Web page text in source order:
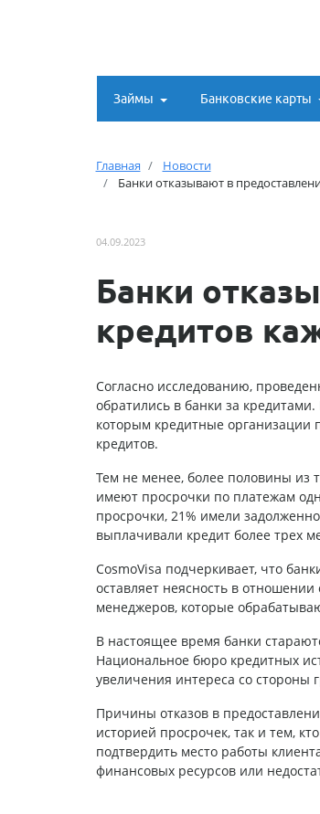
Займы Банковские карты
Главная
Новости
Банки отказывают в
04.09.2023
Банки
кредитов
Согласно исследованию,
обратились в банки за
которым кредитные организации
кредитов.
Тем не менее, более половины из
имеют просрочки по платежам
просрочки, 21% имели
выплачивали кредит более трех
CosmoVisa подчеркивает, что
оставляет неясность в
менеджеров, которые
В настоящее время банки
Национальное бюро кредитных
увеличения интереса со
Причины отказов в
историей просрочек, так и тем,
подтвердить место работы
финансовых ресурсов или